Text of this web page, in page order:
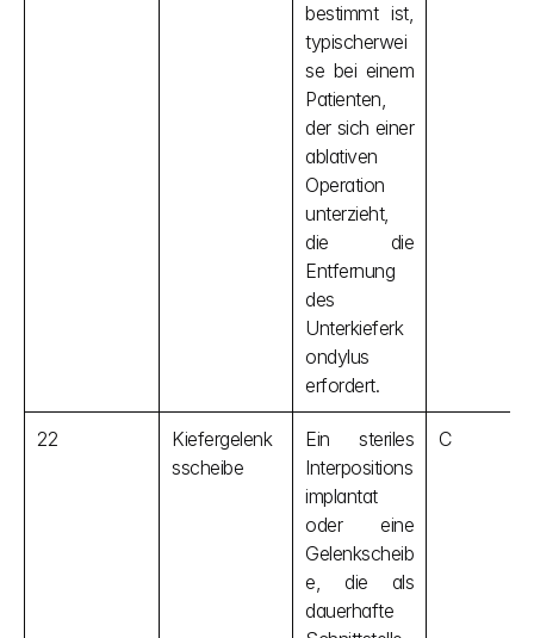
bestimmt ist,
typischerwei
se bei einem
Patienten,
der sich einer
ablativen
Operation
unterzieht,
die die
Entfernung
des
Unterkieferk
ondylus
erfordert.
22
Kiefergelenk
sscheibe
Ein steriles
Interpositions
implantat
oder eine
Gelenkscheib
e, die als
dauerhafte
C